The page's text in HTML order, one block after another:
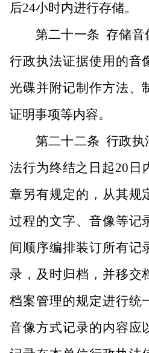
后24小时内进行存储。
第二十一条 存储音
行政执法证据使用的音
光碟并附记制作方法、
证明事项等内容。
第二十二条 行政执
法行为终结之日起20日
章另有规定的，从其规
过程的文字、音像等记
间顺序编排装订所有记
录，及时归档，并移交
档案管理的规定进行统
音像方式记录的内容应